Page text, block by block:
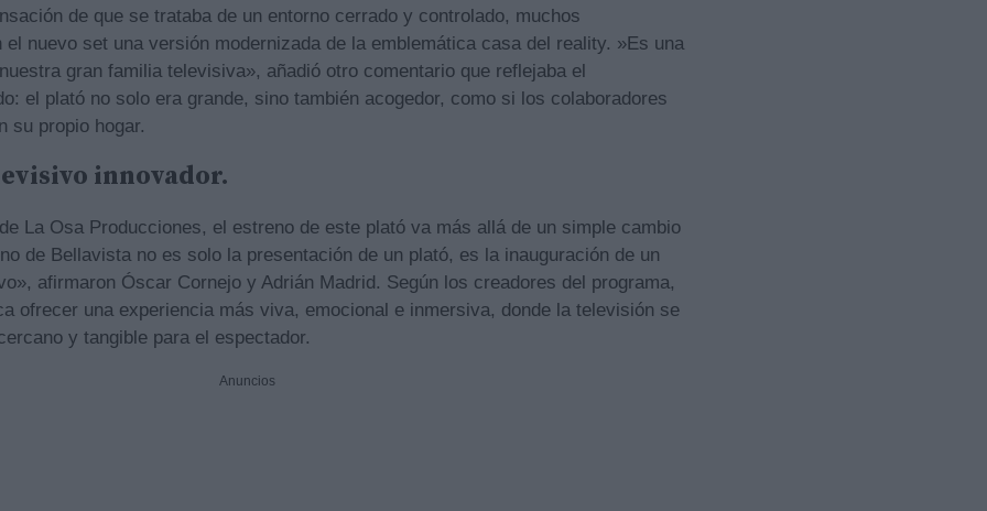
de que se trataba de un entorno cerrado y controlado, muchos
el nuevo set una versión modernizada de la emblemática casa del reality. »Es una
gran familia televisiva», añadió otro comentario que reflejaba el
el plató no solo era grande, sino también acogedor, como si los colaboradores
su propio hogar.
innovador.
La Osa Producciones, el estreno de este plató va más allá de un simple cambio
de Bellavista no es solo la presentación de un plató, es la inauguración de un
afirmaron Óscar Cornejo y Adrián Madrid. Según los creadores del programa,
ofrecer una experiencia más viva, emocional e inmersiva, donde la televisión se
y tangible para el espectador.
Anuncios